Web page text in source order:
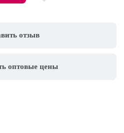
отзыв
оптовые цены